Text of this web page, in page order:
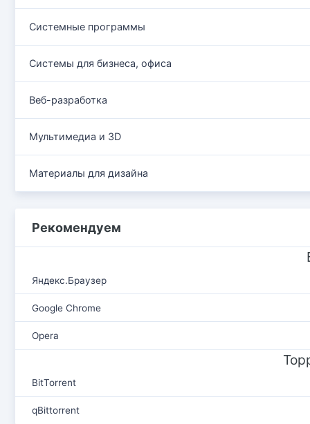
Системные программы
Системы для бизнеса, офиса
Веб-разработка
Мультимедиа и 3D
Материалы для дизайна
Рекомендуем
Яндекс.Браузер
Google Chrome
Opera
BitTorrent
qBittorrent